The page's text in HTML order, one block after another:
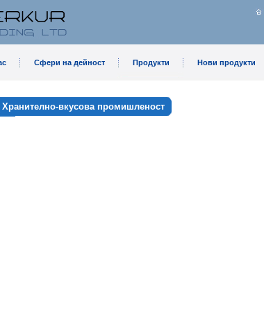
Сфери на дейност Продукти Нови продукти
Хранително-вкусова промишленост